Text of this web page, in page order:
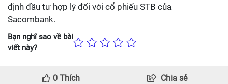
định đầu tư hợp lý đối với cổ phiếu STB của
Sacombank.
Bạn nghĩ sao về bài
viết này?
0 Thích Chia sẻ